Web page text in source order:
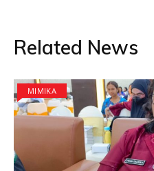
Related News
MIMIKA